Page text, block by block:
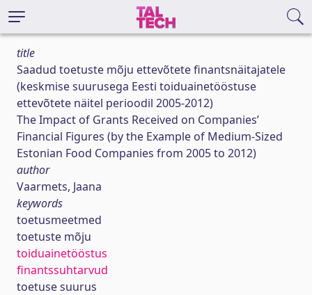
title
Saadud toetuste mõju ettevõtete finantsnäitajatele
(keskmise suurusega Eesti toiduainetööstuse
ettevõtete näitel perioodil 2005-2012)
The Impact of Grants Received on Companies’
Financial Figures (by the Example of Medium-Sized
Estonian Food Companies from 2005 to 2012)
author
Vaarmets, Jaana
keywords
toetusmeetmed
toetuste mõju
toiduainetööstus
finantssuhtarvud
toetuse suurus